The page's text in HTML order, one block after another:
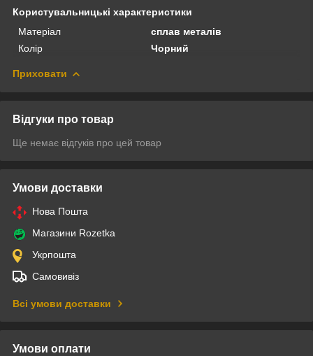
Користувальницькі характеристики
Матеріал
сплав металів
Колір
Чорний
Приховати
Відгуки про товар
Ще немає відгуків про цей товар
Умови доставки
Нова Пошта
Магазини Rozetka
Укрпошта
Самовивіз
Всі умови доставки
Умови оплати